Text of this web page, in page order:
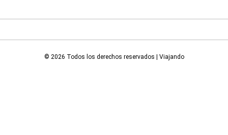
© 2026 Todos los derechos reservados | Viajando